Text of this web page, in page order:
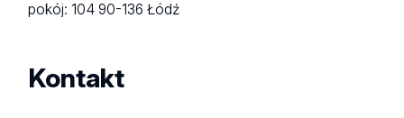
pokój: 10490-136 Łódź
Kontakt